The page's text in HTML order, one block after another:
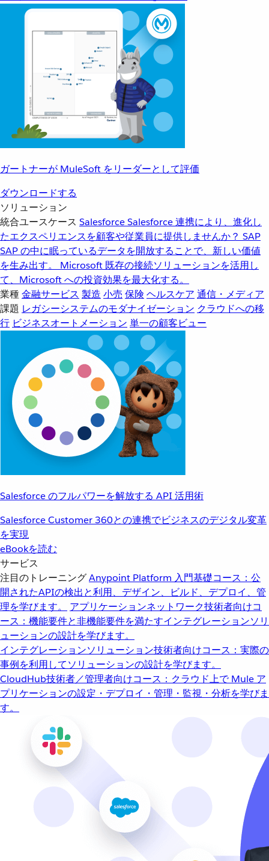
ガートナーが MuleSoft をリーダーとして評価
ダウンロードする
ソリューション
統合ユースケース SalesforceSalesforce 連携により、進化し
たエクスペリエンスを顧客や従業員に提供しませんか？ SAP
SAP の中に眠っているデータを開放することで、新しい価値
を生み出す。
Microsoft 既存の接続ソリューションを活用し
て、Microsoft への投資効果を最大化する。
業種金融サービス 製造 小売 保険 ヘルスケア 通信・メディア
課題 レガシーシステムのモダナイゼーション クラウドへの移
行 ビジネスオートメーション 単一の顧客ビュー
Salesforce のフルパワーを解放する API 活用術
Salesforce Customer 360との連携でビジネスのデジタル変革
を実現
eBookを読む
サービス
注目のトレーニングAnypoint Platform 入門基礎コース：公
開されたAPIの検出と利用、デザイン、ビルド、デプロイ、管
理を学びます。
アプリケーションネットワーク技術者向けコ
ース：機能要件と非機能要件を満たすインテグレーションソリ
ューションの設計を学びます。
インテグレーションソリューション技術者向けコース：実際の
事例を利用してソリューションの設計を学びます。
CloudHub技術者／管理者向けコース：クラウド上で Mule ア
プリケーションの設定・デプロイ・管理・監視・分析を学びま
す。